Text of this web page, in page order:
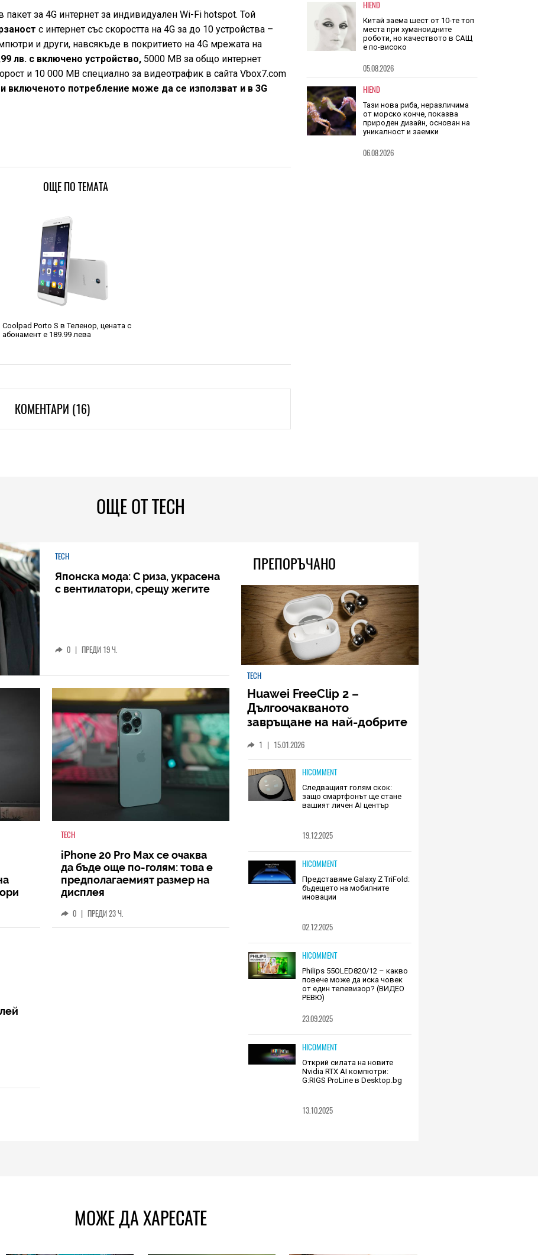
пакет за 4G интернет за индивидуален Wi-Fi hotspot. Той
с интернет със скоростта на 4G за до 10 устройства –
и други, навсякъде в покритието на 4G мрежата на
лв. с включено устройство, 5000 МВ за общо интернет
и 10 000 МВ специално за видеотрафик в сайта Vbox7.com
включеното потребление може да се използват и в 3G
ОЩЕ ПО ТЕМАТА
Coolpad Porto S в Теленор, цената с
абонамент е 189.99 лева
КОМЕНТАРИ (16)
чуждото
05.08.2026
HIEND
роботи, но качеството в САЩ
е по-високо
05.08.2026
HIEND
Тази нова риба, неразличима
природен дизайн, основан на
ОЩЕ ОТ TECH
TECH
Японска мода: С риза, украсена
с вентилатори, срещу жегите
0 | ПРЕДИ 19 Ч.
TECH
iPhone 20 Pro Max се очаква
да бъде още по-голям: това е
предполагаемият размер на
дисплея
0 | ПРЕДИ 23 Ч.
ПРЕПОРЪЧАНО
TECH
Huawei FreeClip 2 –
Дългоочакваното
завръщане на най-добрите
1 | 15.01.2026
HICOMMENT
Следващият голям скок:
защо смартфонът ще стане
вашият личен AI център
19.12.2025
HICOMMENT
Представяме Galaxy Z TriFold:
бъдещето на мобилните
иновации
02.12.2025
HICOMMENT
Philips 55OLED820/12 – какво
повече може да иска човек
от един телевизор? (ВИДЕО
РЕВЮ)
23.09.2025
HICOMMENT
Открий силата на новите
Nvidia RTX AI компютри:
G:RIGS ProLine в Desktop.bg
13.10.2025
МОЖЕ ДА ХАРЕСАТЕ